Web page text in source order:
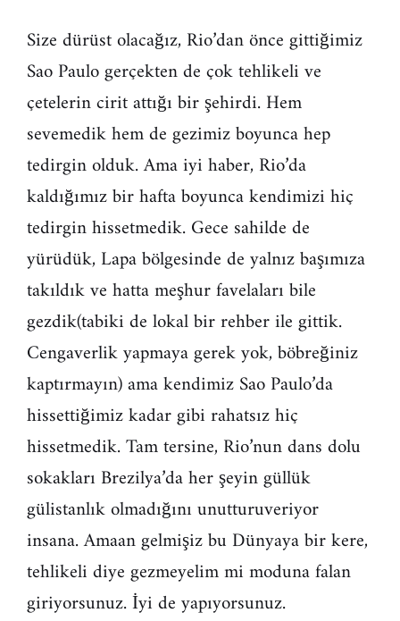
Size dürüst olacağız, Rio’dan önce gittiğimiz
Sao Paulo gerçekten de çok tehlikeli ve
çetelerin cirit attığı bir şehirdi. Hem
sevemedik hem de gezimiz boyunca hep
tedirgin olduk. Ama iyi haber, Rio’da
kaldığımız bir hafta boyunca kendimizi hiç
tedirgin hissetmedik. Gece sahilde de
yürüdük, Lapa bölgesinde de yalnız başımıza
takıldık ve hatta meşhur favelaları bile
gezdik(tabiki de lokal bir rehber ile gittik.
Cengaverlik yapmaya gerek yok, böbreğiniz
kaptırmayın) ama kendimiz Sao Paulo’da
hissettiğimiz kadar gibi rahatsız hiç
hissetmedik. Tam tersine, Rio’nun dans dolu
sokakları Brezilya’da her şeyin güllük
gülistanlık olmadığını unutturuveriyor
insana. Amaan gelmişiz bu Dünyaya bir kere,
tehlikeli diye gezmeyelim mi moduna falan
giriyorsunuz. İyi de yapıyorsunuz.